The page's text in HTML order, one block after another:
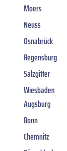
Moers
Neuss
Osnabrück
Regensburg
Salzgitter
Wiesbaden
Augsburg
Bonn
Chemnitz